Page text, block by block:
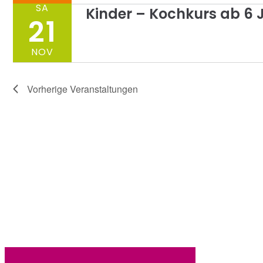
Kinder – Kochkurs ab 6
SA
21
NOV
VorherigeVeranstaltungen